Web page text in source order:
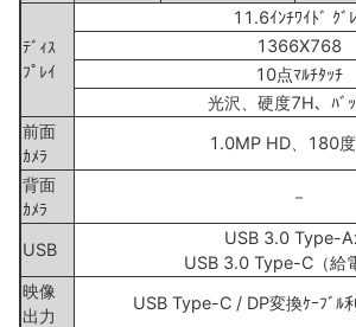
ﾃﾞｨｽ
ﾌﾟﾚｲ
11.6ｲﾝﾁﾜｲﾄﾞ ｸﾞ
1366X768
10点ﾏﾙﾁﾀｯﾁ
光沢、硬度7H、ﾊﾞｯ
前面
ｶﾒﾗ
1.0MP HD、180
背面
ｶﾒﾗ
－
USB
USB 3.0 Type-
USB 3.0 Type-C（給
映像
出力
USB Type-C / DP変換ｹｰﾌﾞﾙ